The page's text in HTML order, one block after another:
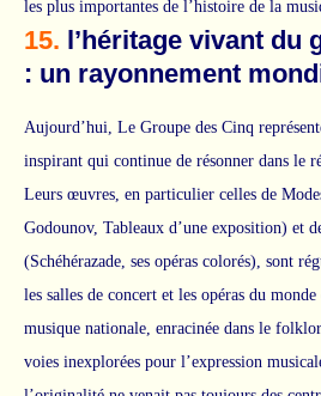
les plus importantes de l’histoire de la
15. l’héritage vivant du
: un rayonnement
Aujourd’hui, Le Groupe des Cinq
inspirant qui continue de résonner dans le
Leurs œuvres, en particulier celles de
Godounov, Tableaux d’une exposition) et
(Schéhérazade, ses opéras colorés), sont
les salles de concert et les opéras du
musique nationale, enracinée dans le
voies inexplorées pour l’expression